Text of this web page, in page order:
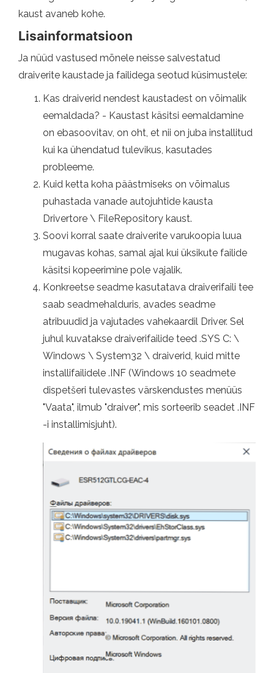
kaust avaneb kohe.
Lisainformatsioon
Ja nüüd vastused mõnele neisse salvestatud
draiverite kaustade ja failidega seotud küsimustele:
Kas draiverid nendest kaustadest on võimalik
eemaldada? - Kaustast käsitsi eemaldamine
on ebasoovitav, on oht, et nii on juba installitud
kui ka ühendatud tulevikus, kasutades
probleeme.
Kuid ketta koha päästmiseks on võimalus
puhastada vanade autojuhtide kausta
Drivertore \ FileRepository kaust.
Soovi korral saate draiverite varukoopia luua
mugavas kohas, samal ajal kui üksikute failide
käsitsi kopeerimine pole vajalik.
Konkreetse seadme kasutatava draiverifaili tee
saab seadmehalduris, avades seadme
atribuudid ja vajutades vahekaardil Driver. Sel
juhul kuvatakse draiverifailide teed .SYS C: \
Windows \ System32 \ draiverid, kuid mitte
installifailidele .INF (Windows 10 seadmete
dispetšeri tulevastes värskendustes menüüs
"Vaata", ilmub "draiver", mis sorteerib seadet .INF
-i installimisjuht).